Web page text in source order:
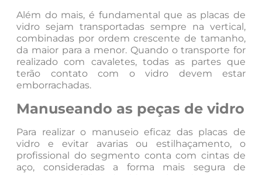
Além do mais, é fundamental que as placas de
vidro sejam transportadas sempre na vertical,
combinadas por ordem crescente de tamanho,
da maior para a menor. Quando o transporte for
realizado com cavaletes, todas as partes que
terão contato com o vidro devem estar
emborrachadas.
Manuseando as peças de vidro
Para realizar o manuseio eficaz das placas de
vidro e evitar avarias ou estilhaçamento, o
profissional do segmento conta com cintas de
aço, consideradas a forma mais segura de